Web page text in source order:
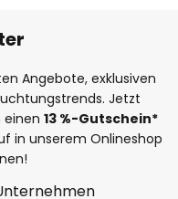
Angebote, exklusiven
Jetzt
einen 13 %-Gutschein*
in unserem Onlineshop